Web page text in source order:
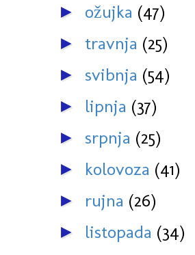
► ožujka (47)
► travnja (25)
► svibnja (54)
► lipnja (37)
► srpnja (25)
► kolovoza (41)
► rujna (26)
► listopada (34)